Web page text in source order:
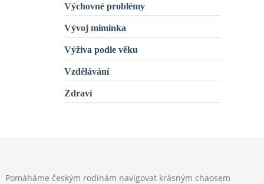
Výchovné problémy
Vývoj miminka
Výživa podle věku
Vzdělávání
Zdraví
Pomáháme českým rodinám navigovat krásným chaosem